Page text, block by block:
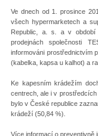
Ve dnech od 1. prosince
všech hypermarketech a
Republic, a. s. a v
prodejnách společnosti
informováni prostřednictvím
(kabelka, kapsa u kalhot) a
Ke kapesním krádežím
centrech, ale i v
bylo v České republice
krádeží (50,84 %).
Více informací o preventivně